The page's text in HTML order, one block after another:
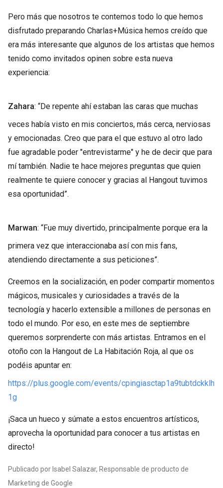
Pero más que nosotros te contemos todo lo que hemos
disfrutado preparando Charlas+Música hemos creído que
era más interesante que algunos de los artistas que hemos
tenido como invitados opinen sobre esta nueva
experiencia:
Zahara: “De repente ahí estaban las caras que muchas
veces había visto en mis conciertos, más cerca, nerviosas
y emocionadas. Creo que para el que estuvo al otro lado
fue agradable poder "entrevistarme" y he de decir que para
mí también. Nadie te hace mejores preguntas que quien
realmente te quiere conocer y gracias al Hangout tuvimos
esa oportunidad”.
Marwan: “Fue muy divertido, principalmente porque era la
primera vez que interaccionaba así con mis fans,
atendiendo directamente a sus peticiones”.
Creemos en la socialización, en poder compartir momentos
mágicos, musicales y curiosidades a través de la
tecnología y hacerlo extensible a millones de personas en
todo el mundo. Por eso, en este mes de septiembre
queremos sorprenderte con más artistas. Entramos en el
otoño con la Hangout de La Habitación Roja, al que os
podéis apuntar en:
https://plus.google.com/events/cpingiasctap1a9tubtdckklh
1g
¡Saca un hueco y súmate a estos encuentros artísticos,
aprovecha la oportunidad para conocer a tus artistas en
directo!
Publicado por Isabel Salazar, Responsable de producto de
Marketing de Google